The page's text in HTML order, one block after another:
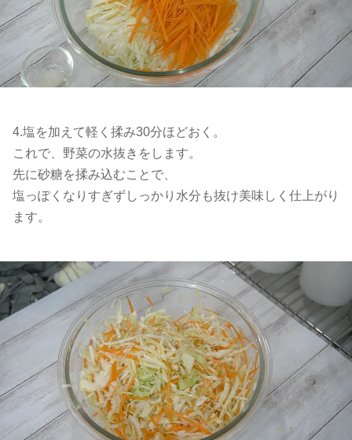
4.塩を加えて軽く揉み30分ほどおく。
これで、野菜の水抜きをします。
先に砂糖を揉み込むことで、
塩っぽくなりすぎずしっかり水分も抜け美味しく仕上がり
ます。